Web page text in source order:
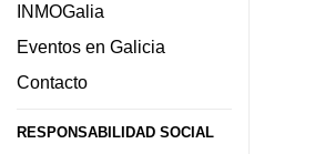
INMOGalia
Eventos en Galicia
Contacto
RESPONSABILIDAD SOCIAL